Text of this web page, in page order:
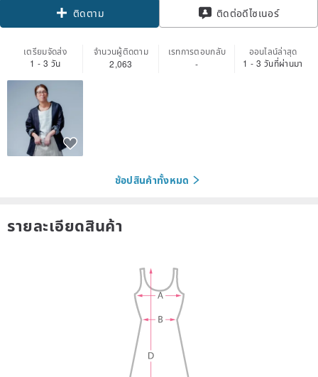
ติดตาม ติดต่อดีไซเนอร์
เตรียมจัดส่ง
1 - 3 วัน
จำนวนผู้ติดตาม
2,063
เรทการตอบกลับ
-
ออนไลน์ล่าสุด
1 - 3 วันที่ผ่านมา
ช้อปสินค้าทั้งหมด
รายละเอียดสินค้า